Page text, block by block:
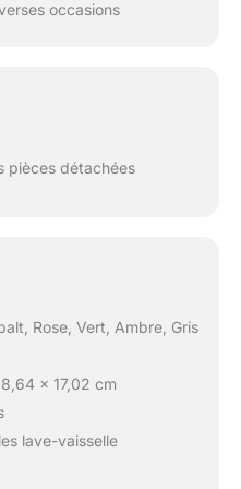
même la crème
votre maison, fête
couleurs
occasions
pièces détachées
Rose, Vert, Ambre, Gris
x 17,02 cm
lave-vaisselle